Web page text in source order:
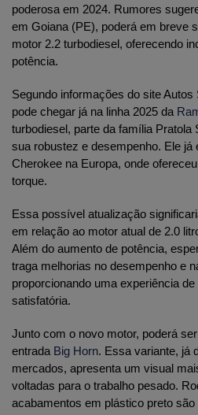
poderosa em 2024. Rumores
em Goiana (PE), poderá em breve
motor 2.2 turbodiesel, oferecendo
potência.
Segundo informações do site
pode chegar já na linha 2025 da
turbodiesel, parte da família Pratola
sua robustez e desempenho. Ele já
Cherokee na Europa, onde
torque.
Essa possível atualização
em relação ao motor atual de 2.0
Além do aumento de potência,
traga melhorias no desempenho e
proporcionando uma experiência
satisfatória.
Junto com o novo motor, poderá
entrada Big Horn. Essa variante, já
mercados, apresenta um visual
voltadas para o trabalho pesado.
acabamentos em plástico preto